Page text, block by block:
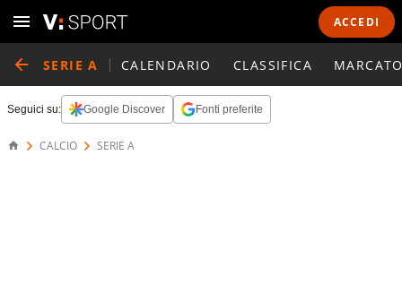
ACCEDI
SERIE A CALENDARIO CLASSIFICA
Seguici su: Google Discover Fonti preferite
CALCIO SERIE A